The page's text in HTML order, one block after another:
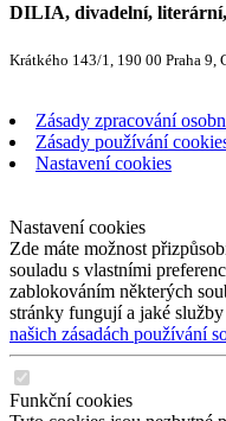
DILIA, divadelní,
Krátkého 143/1, 190 00 Praha 9,
Zásady zpracování
Zásady používání
Nastavení cookies
Nastavení cookies
Zde máte možnost
souladu s vlastními
zablokováním některých
stránky fungují a jaké
našich zásadách používání
Funkční cookies